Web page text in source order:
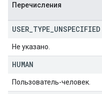
Перечисления
USER TYPE UNSPECIFIED
Не указано.
HUMAN
Пользователь-человек.